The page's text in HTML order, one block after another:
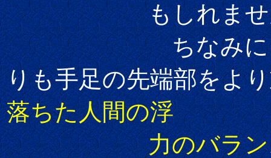
もしれません
ちなみに
りも手足の先端部をよ
落ちた人間の浮
力のバラン